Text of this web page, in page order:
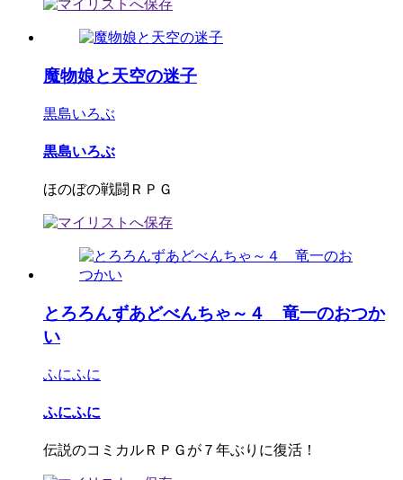
魔物娘と天空の迷子
黒島いろぶ
黒島いろぶ
ほのぼの戦闘ＲＰＧ
とろろんずあどべんちゃ～４ 竜一のおつか
い
ふにふに
ふにふに
伝説のコミカルＲＰＧが７年ぶりに復活！